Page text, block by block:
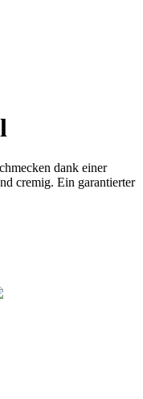
dank einer
cremig. Ein garantierter